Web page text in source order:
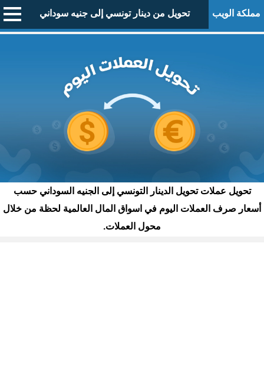
مملكة الويب تحويل من دينار تونسي إلى جنيه سوداني
تحويل عملات تحويل الدينار التونسي إلى الجنيه السوداني حسب
أسعار صرف العملات اليوم في اسواق المال العالمية لحظة من خلال
محول العملات.